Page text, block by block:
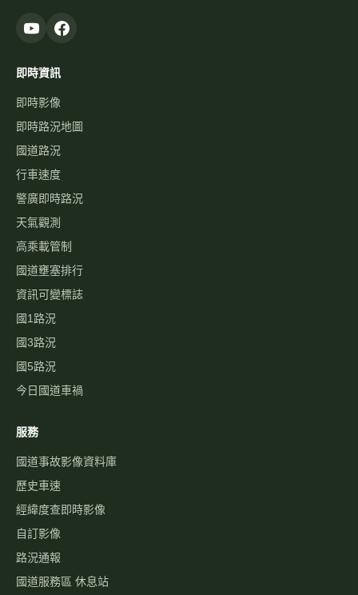
即時資訊
即時影像
即時路況地圖
國道路況
行車速度
警廣即時路況
天氣觀測
高乘載管制
國道壅塞排行
資訊可變標誌
國1路況
國3路況
國5路況
今日國道車禍
服務
國道事故影像資料庫
歷史車速
經緯度查即時影像
自訂影像
路況通報
國道服務區 休息站